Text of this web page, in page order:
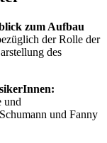
zum Aufbau
der Rolle der
des
und
und Fanny